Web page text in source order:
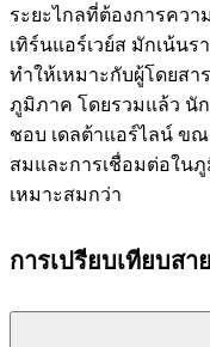
ระยะไกลที่ต้องการคว
เทิร์นแอร์เวย์ส มักเน้น
ทำให้เหมาะกับผู้โดยส
ภูมิภาค โดยรวมแล้ว นัก
ชอบ เดลต้าแอร์ไลน์ ข
สมและการเชื่อมต่อในภู
เหมาะสมกว่า
การเปรียบเทียบส